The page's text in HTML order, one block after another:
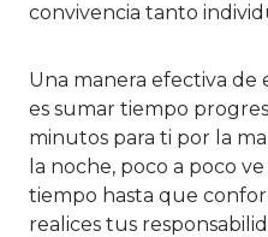
convivencia tanto
Una manera efectiva de
es sumar tiempo
minutos para ti por la
la noche, poco a poco
tiempo hasta que
realices tus